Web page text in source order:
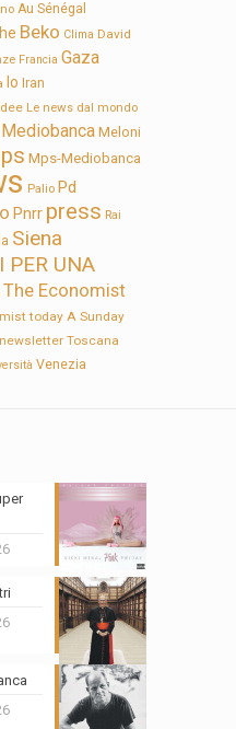
Au Sénégal
Beko Clima David
Francia Gaza
Io Iran
Le news dal mondo
Mediobanca Meloni
Mps-Mediobanca
Palio Pd
Pnrr press Rai
Siena
PER UNA
The Economist
today A Sunday
Toscana
Venezia